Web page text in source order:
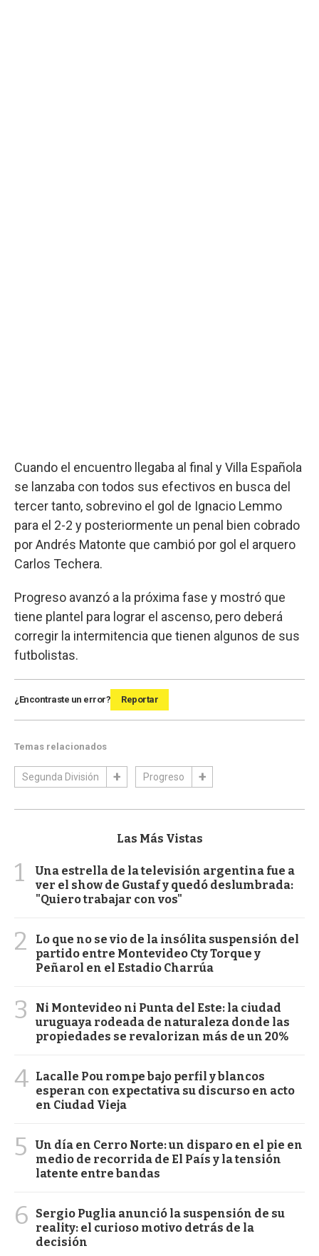
Cuando el encuentro llegaba al final y Villa Española
se lanzaba con todos sus efectivos en busca del
tercer tanto, sobrevino el gol de Ignacio Lemmo
para el 2-2 y posteriormente un penal bien cobrado
por Andrés Matonte que cambió por gol el arquero
Carlos Techera.
Progreso avanzó a la próxima fase y mostró que
tiene plantel para lograr el ascenso, pero deberá
corregir la intermitencia que tienen algunos de sus
futbolistas.
¿Encontraste un error? Reportar
Temas relacionados
Segunda División Progreso
Las Más Vistas
1
Una estrella de la televisión argentina fue a
ver el show de Gustaf y quedó deslumbrada:
"Quiero trabajar con vos"
2
Lo que no se vio de la insólita suspensión del
partido entre Montevideo Cty Torque y
Peñarol en el Estadio Charrúa
3
Ni Montevideo ni Punta del Este: la ciudad
uruguaya rodeada de naturaleza donde las
propiedades se revalorizan más de un 20%
4 Lacalle Pou rompe bajo perfil y blancos
esperan con expectativa su discurso en acto
en Ciudad Vieja
5
Un día en Cerro Norte: un disparo en el pie en
medio de recorrida de El País y la tensión
latente entre bandas
6
Sergio Puglia anunció la suspensión de su
reality: el curioso motivo detrás de la
decisión